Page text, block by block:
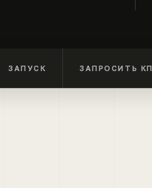
ЗАПУСК ЗАПРОСИТЬ КП